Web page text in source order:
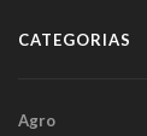
CATEGORIAS
Agro